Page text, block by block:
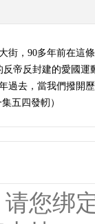
，90多年前在這
帝反封建的愛國
過去，當我們撥開
五四發軔）